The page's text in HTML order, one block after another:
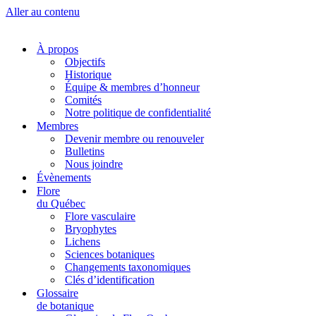
Aller au contenu
À propos
Objectifs
Historique
Équipe & membres d’honneur
Comités
Notre politique de confidentialité
Membres
Devenir membre ou renouveler
Bulletins
Nous joindre
Évènements
Flore
du Québec
Flore vasculaire
Bryophytes
Lichens
Sciences botaniques
Changements taxonomiques
Clés d’identification
Glossaire
de botanique